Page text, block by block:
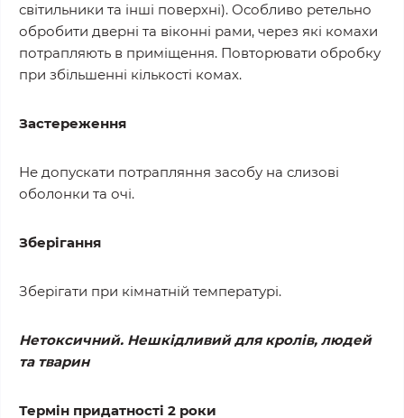
світильники та інші поверхні). Особливо ретельно
обробити дверні та віконні рами, через які комахи
потрапляють в приміщення. Повторювати обробку
при збільшенні кількості комах.
Застереження
Не допускати потрапляння засобу на слизові
оболонки та очі.
Зберігання
Зберігати при кімнатній температурі.
Нетоксичний. Нешкідливийдля кролів, людей
та тварин
Термін придатності 2 роки